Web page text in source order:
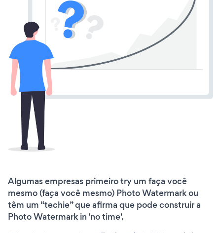
Algumas empresas primeiro try um faça você
mesmo (faça você mesmo) Photo Watermark ou
têm um “techie” que afirma que pode construir a
Photo Watermark in 'no time'.